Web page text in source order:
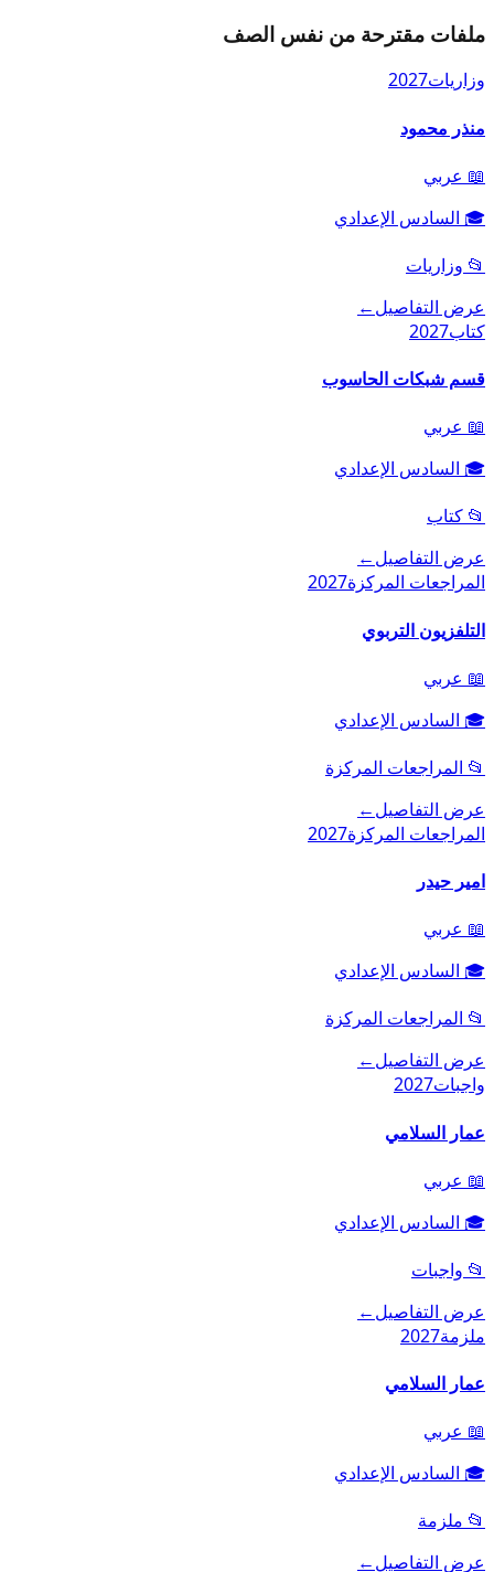
ملفات مقترحة من نفس الصف
وزاريات2027
منذر محمود
📖 عربي
🎓 السادس الإعدادي
📂 وزاريات
عرض التفاصيل←
كتاب2027
قسم شبكات الحاسوب
📖 عربي
🎓 السادس الإعدادي
📂 كتاب
عرض التفاصيل←
المراجعات المركزة2027
التلفزيون التربوي
📖 عربي
🎓 السادس الإعدادي
📂 المراجعات المركزة
عرض التفاصيل←
المراجعات المركزة2027
امير حيدر
📖 عربي
🎓 السادس الإعدادي
📂 المراجعات المركزة
عرض التفاصيل←
واجبات2027
عمار السلامي
📖 عربي
🎓 السادس الإعدادي
📂 واجبات
عرض التفاصيل←
ملزمة2027
عمار السلامي
📖 عربي
🎓 السادس الإعدادي
📂 ملزمة
عرض التفاصيل←